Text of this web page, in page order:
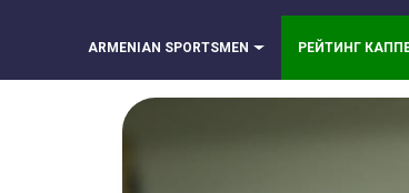
ARMENIAN SPORTSMEN РЕЙТИНГ